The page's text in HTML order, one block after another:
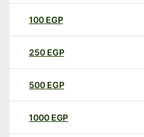
100 EGP
250 EGP
500 EGP
1000 EGP